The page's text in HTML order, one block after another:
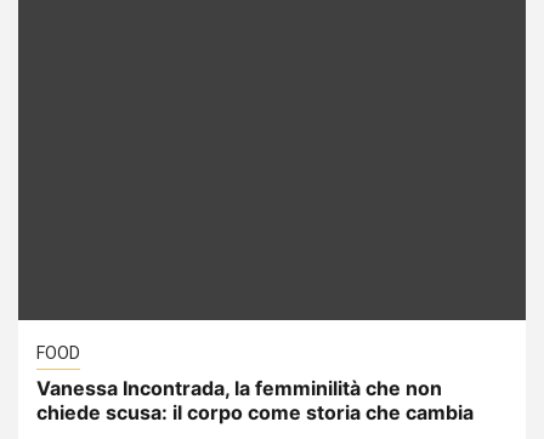
FOOD
Vanessa Incontrada, la femminilità che non
chiede scusa: il corpo come storia che cambia